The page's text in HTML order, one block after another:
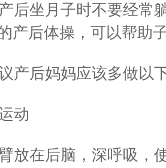
后坐月子时不要经常
产后体操，可以帮助
产后妈妈应该多做以
动
放在后脑，深呼吸，